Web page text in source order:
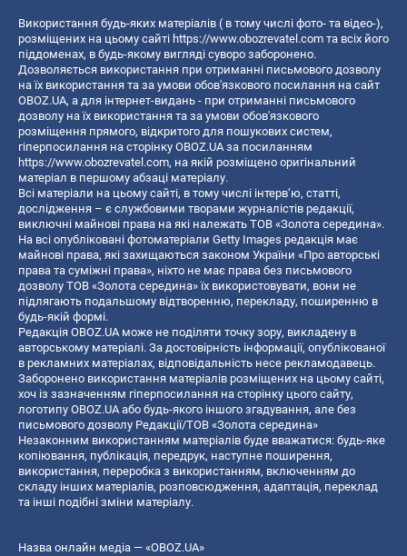
Використання будь-яких матеріалів ( в тому числі фото- та відео-),
розміщених на цьому сайті https://www.obozrevatel.com та всіх його
піддоменах, в будь-якому вигляді суворо заборонено.
Дозволяється використання при отриманні письмового дозволу
на їх використання та за умови обов'язкового посилання на сайт
OBOZ.UA, а для інтернет-видань - при отриманні письмового
дозволу на їх використання та за умови обов'язкового
розміщення прямого, відкритого для пошукових систем,
гіперпосилання на сторінку OBOZ.UA за посиланням
https://www.obozrevatel.com, на якій розміщено оригінальний
матеріал в першому абзаці матеріалу.
Всі матеріали на цьому сайті, в тому числі інтерв’ю, статті,
дослідження – є службовими творами журналістів редакції,
виключні майнові права на які належать ТОВ «Золота середина».
На всі опубліковані фотоматеріали Getty Images редакція має
майнові права, які захищаються законом України «Про авторські
права та суміжні права», ніхто не має права без письмового
дозволу ТОВ «Золота середина» їх використовувати, вони не
підлягають подальшому відтворенню, перекладу, поширенню в
будь-якій формі.
Редакція OBOZ.UA може не поділяти точку зору, викладену в
авторському матеріалі. За достовірність інформації, опублікованої
в рекламних матеріалах, відповідальність несе рекламодавець.
Заборонено використання матеріалів розміщених на цьому сайті,
хоч із зазначенням гіперпосилання на сторінку цього сайту,
логотипу OBOZ.UA або будь-якого іншого згадування, але без
письмового дозволу Редакції/ТОВ «Золота середина»
Незаконним використанням матеріалів буде вважатися: будь-яке
копiювання, публiкацiя, передрук, наступне поширення,
використання, переробка з використанням, включенням до
складу інших матеріалів, розповсюдження, адаптація, переклад
та інші подібні зміни матеріалу.
Назва онлайн медіа — «OBOZ.UA»